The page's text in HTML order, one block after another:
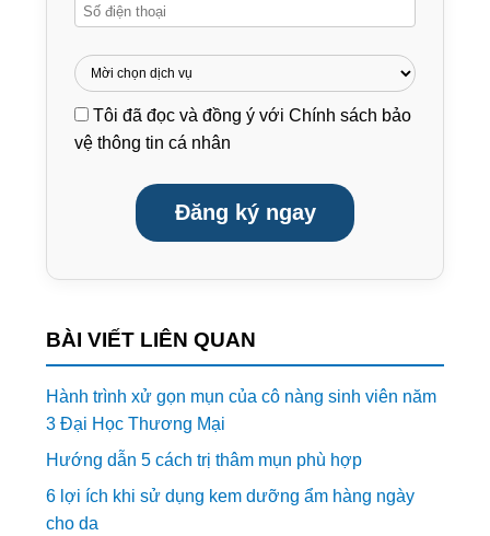
Tôi đã đọc và đồng ý vớiChính sách bảo
vệ thông tin cá nhân
Đăng ký ngay
BÀI VIẾT LIÊN QUAN
Hành trình xử gọn mụn của cô nàng sinh viên năm
3 Đại Học Thương Mại
Hướng dẫn 5 cách trị thâm mụn phù hợp
6 lợi ích khi sử dụng kem dưỡng ẩm hàng ngày
cho da